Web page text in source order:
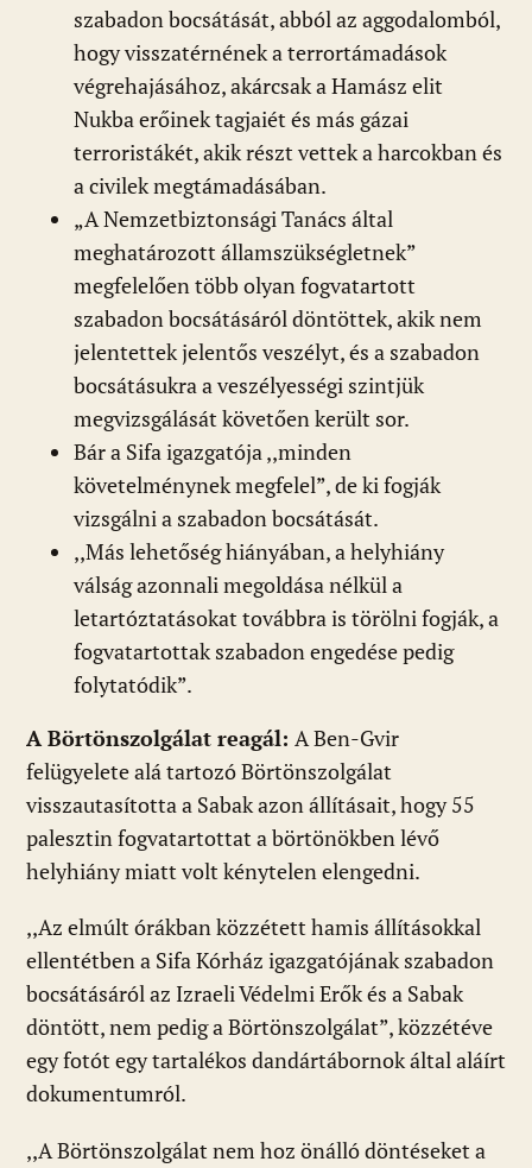
szabadon bocsátását, abból az aggodalomból,
hogy visszatérnének a terrortámadások
végrehajásához, akárcsak a Hamász elit
Nukba erőinek tagjaiét és más gázai
terroristákét, akik részt vettek a harcokban és
a civilek megtámadásában.
„A Nemzetbiztonsági Tanács által
meghatározott államszükségletnek”
megfelelően több olyan fogvatartott
szabadon bocsátásáról döntöttek, akik nem
jelentettek jelentős veszélyt, és a szabadon
bocsátásukra a veszélyességi szintjük
megvizsgálását követően került sor.
Bár a Sifa igazgatója ,,minden
követelménynek megfelel”, de ki fogják
vizsgálni a szabadon bocsátását.
,,Más lehetőség hiányában, a helyhiány
válság azonnali megoldása nélkül a
letartóztatásokat továbbra is törölni fogják, a
fogvatartottak szabadon engedése pedig
folytatódik”.
A Börtönszolgálat reagál: A Ben-Gvir
felügyelete alá tartozó Börtönszolgálat
visszautasította a Sabak azon állításait, hogy 55
palesztin fogvatartottat a börtönökben lévő
helyhiány miatt volt kénytelen elengedni.
,,Az elmúlt órákban közzétett hamis állításokkal
ellentétben a Sifa Kórház igazgatójának szabadon
bocsátásáról az Izraeli Védelmi Erők és a Sabak
döntött, nem pedig a Börtönszolgálat”, közzétéve
egy fotót egy tartalékos dandártábornok által aláírt
dokumentumról.
,,A Börtönszolgálat nem hoz önálló döntéseket a